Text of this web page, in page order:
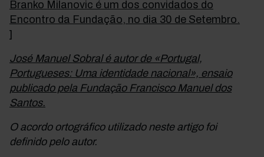
Branko Milanovic é um dos convidados do
Encontro da Fundação, no dia 30 de Setembro.
]
José Manuel Sobral é autor de «Portugal,
Portugueses: Uma identidade nacional», ensaio
publicado pela Fundação Francisco Manuel dos
Santos.
O acordo ortográfico utilizado neste artigo foi
definido pelo autor.